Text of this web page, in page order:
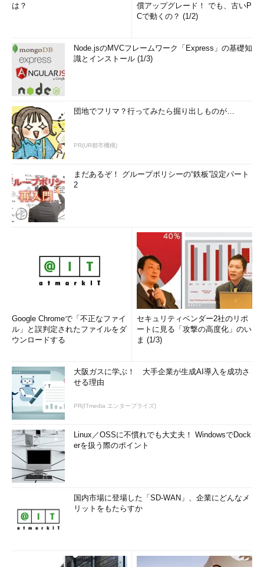
は？
償アップグレード！ でも、古いP
Cで動くの？ (1/2)
Node.jsのMVCフレームワーク「Express」の基礎知
識とインストール (1/3)
団地でフリマ？行ってみたら掘り出しものが…
PR(UR都市機構)
まだあるぞ！ グループポリシーの“鉄板”設定パート
2
Google Chromeで「不正なファイ
ル」と誤判定されたファイルをダ
ウンロードする
セキュリティベンダー2社のリポ
ートに見る「攻撃の高度化」のい
ま (1/3)
大阪ガスに学ぶ！ 大手企業が生成AI導入を成功さ
せる理由
PR(ITmedia エンタープライズ)
Linux／OSSに不慣れでも大丈夫！ WindowsでDock
erを扱う際のポイント
国内市場に登場した「SD-WAN」、企業にどんなメ
リットをもたらすか